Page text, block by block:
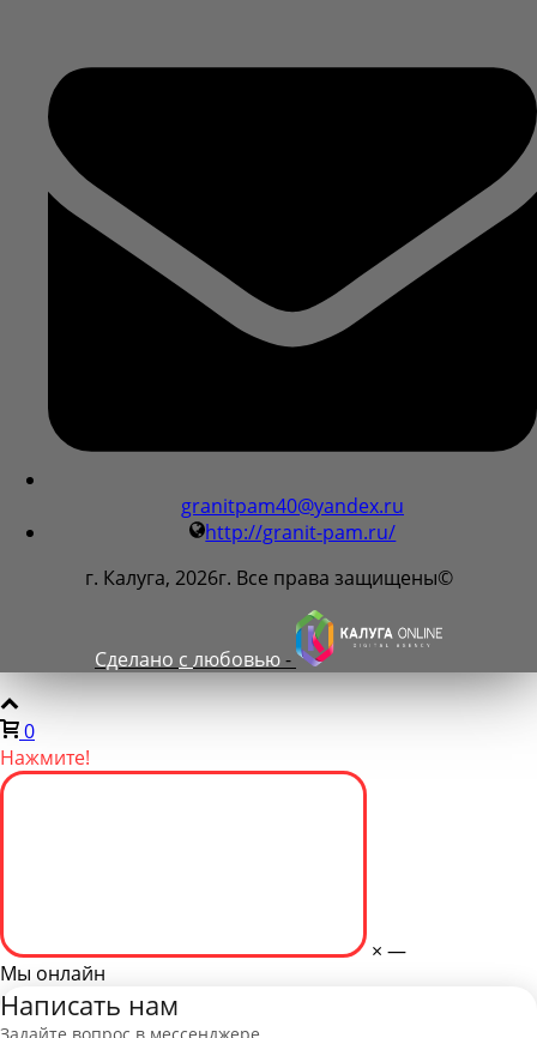
granitpam40@yandex.ru
http://granit-pam.ru/
г. Калуга, 2026г. Все права защищены©
Сделано с любовью-
0
Нажмите!
× —
Мы онлайн
Написать нам